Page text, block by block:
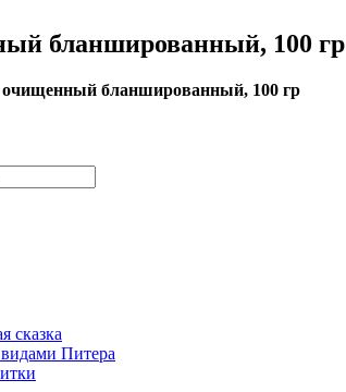
бланшированный, 100 гр
бланшированный, 100 гр
сказка
Питера